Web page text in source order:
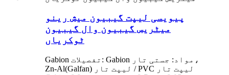
پیویسی لیپت گیبیون میش رینو
میٹریس گیبیون وال گیبیون
ٹوکریاں
Gabion تفصیلات: Gabion مواد: جستی تار،
Zn-Al(Galfan) لیپت تار / PVC لیپت تار